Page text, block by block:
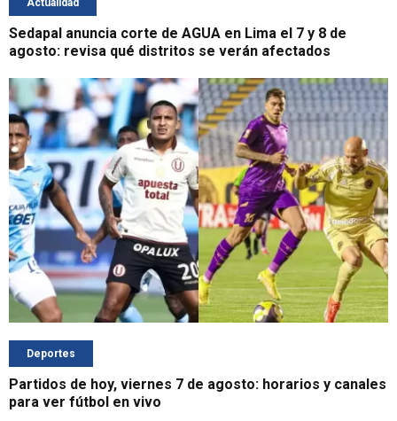
Actualidad
Sedapal anuncia corte de AGUA en Lima el 7 y 8 de
agosto: revisa qué distritos se verán afectados
Deportes
Partidos de hoy, viernes 7 de agosto: horarios y canales
para ver fútbol en vivo